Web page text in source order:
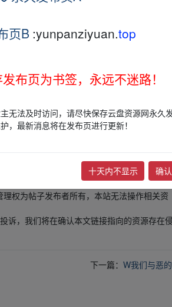
本站不存储任何实质资源数据。
权为帖子发布者所有，本站无法操作相关资
诉，我们将在确认本文链接指向的资源存在
下一篇： W我们与恶
页B :yunpanziyuan.top
布页为书签，永远不迷路！
无法及时访问，请尽快保存云盘资源网永久
，最新消息将在发布页进行更新！
十天内不显示 确认